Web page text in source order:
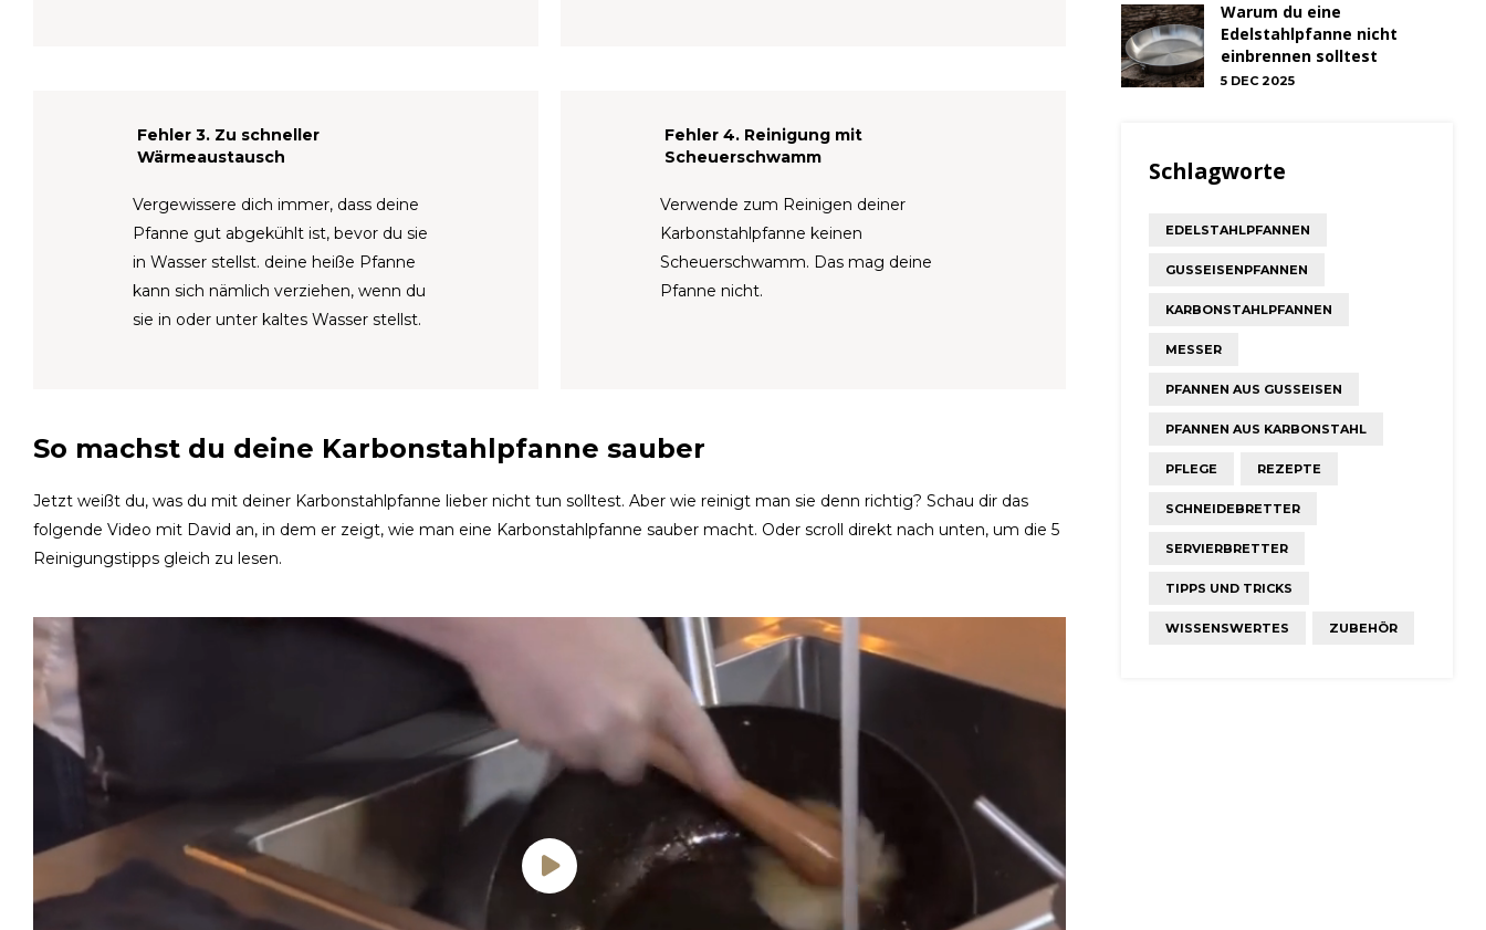
Fehler 3. Zu schneller
Wärmeaustausch
Vergewissere dich immer, dass deine
Pfanne gut abgekühlt ist, bevor du sie
in Wasser stellst. deine heiße Pfanne
kann sich nämlich verziehen, wenn du
sie in oder unter kaltes Wasser stellst.
Fehler 4. Reinigung mit
Scheuerschwamm
Verwende zum Reinigen deiner
Karbonstahlpfanne keinen
Scheuerschwamm. Das mag deine
Pfanne nicht.
So machst du deine Karbonstahlpfanne sauber
Jetzt weißt du, was du mit deiner Karbonstahlpfanne lieber nicht tun solltest. Aber wie reinigt man sie denn richtig? Schau dir das
folgende Video mit David an, in dem er zeigt, wie man eine Karbonstahlpfanne sauber macht. Oder scroll direkt nach unten, um die 5
Reinigungstipps gleich zu lesen.
Warum du eine
Edelstahlpfanne nicht
einbrennen solltest
5 DEC 2025
Schlagworte
EDELSTAHLPFANNEN
GUSSEISENPFANNEN
KARBONSTAHLPFANNEN
MESSER
PFANNEN AUS GUSSEISEN
PFANNEN AUS KARBONSTAHL
PFLEGE REZEPTE
SCHNEIDEBRETTER
SERVIERBRETTER
TIPPS UND TRICKS
WISSENSWERTES ZUBEHÖR